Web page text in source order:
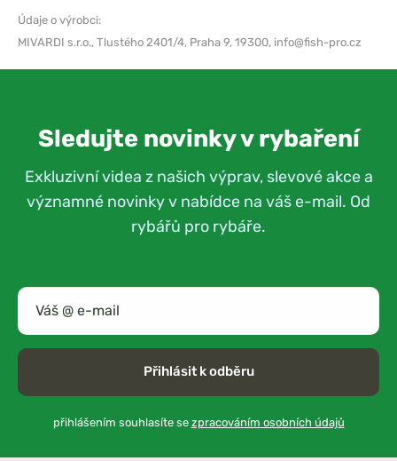
Údaje o výrobci:
MIVARDI s.r.o., Tlustého 2401/4, Praha 9, 19300, info@fish-pro.cz
Sledujte novinky v rybaření
Exkluzivní videa z našich výprav, slevové akce a
významné novinky v nabídce na váš e-mail. Od
rybářů pro rybáře.
Přihlásit k odběru
přihlášením souhlasíte se zpracováním osobních údajů